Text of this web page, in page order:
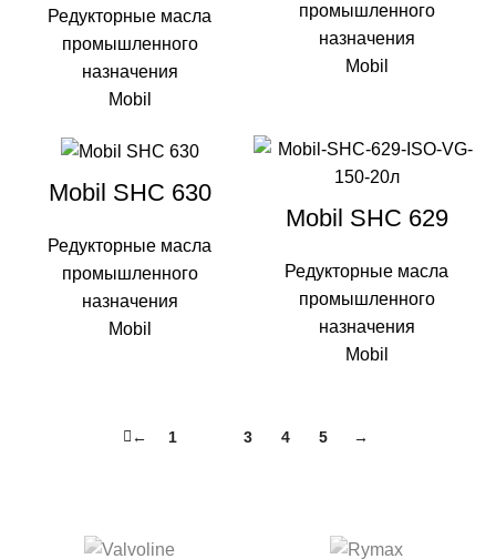
Редукторные масла
промышленного
назначения
Mobil
промышленного
назначения
Mobil
Mobil SHC 630
Редукторные масла
промышленного
назначения
Mobil
Mobil SHC 629
Редукторные масла
промышленного
назначения
Mobil
← 1 3 4 5 →